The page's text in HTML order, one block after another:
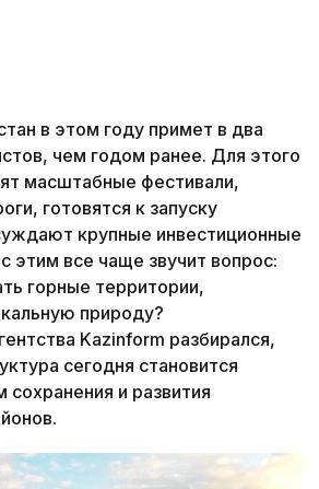
в этом году примет в два
чем годом ранее. Для этого
масштабные фестивали,
готовятся к запуску
крупные инвестиционные
этим все чаще звучит вопрос:
горные территории,
природу?
Kazinform разбирался,
сегодня становится
сохранения и развития